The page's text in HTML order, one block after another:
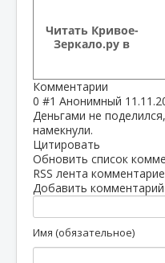
Читать Кривое-
Зеркало.ру в
Комментарии
0 #1 Анонимный
Деньгами не
намекнули.
Цитировать
Обновить список
RSS лента
Добавить комментарий
Имя (обязательное)